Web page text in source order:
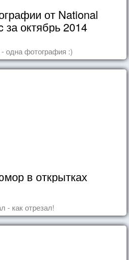
от National
за октябрь 2014
одна фотография :)
в открытках
- как отрезал!